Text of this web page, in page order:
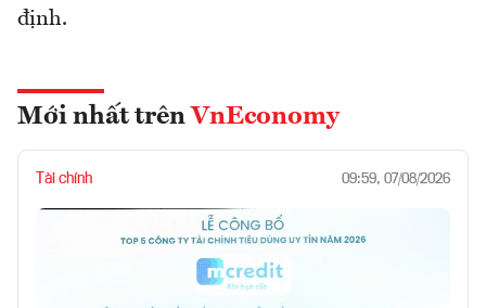
định.
Mới nhất trên VnEconomy
Tài chính 09:59, 07/08/2026